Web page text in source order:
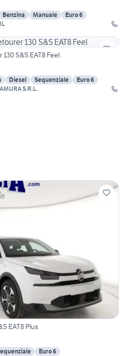
Benzina Manuale
Euro 6
S&S EAT8 Feel
Diesel Sequenziale
Euro 6
S.R.L.
EAT8 Plus
Euro 6